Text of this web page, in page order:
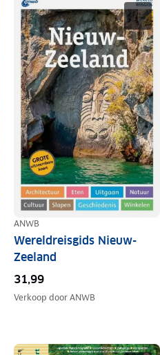
ANWB
Wereldreisgids Nieuw-
Zeeland
31,99
Verkoop doorANWB